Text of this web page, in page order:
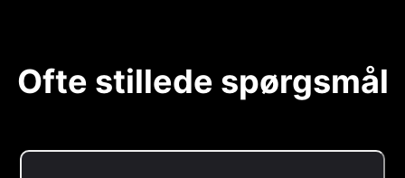
Ofte stillede spørgsmål